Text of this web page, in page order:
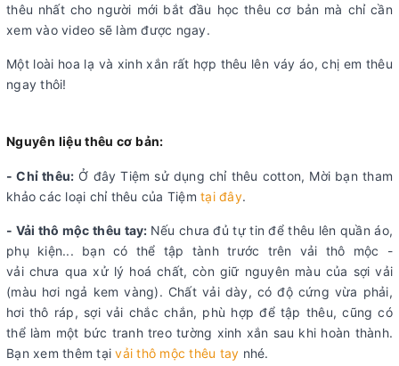
thêu nhất cho người mới bắt đầu học thêu cơ bản mà chỉ cần
xem vào video sẽ làm được ngay.
Một loài hoa lạ và xinh xắn rất hợp thêu lên váy áo, chị em thêu
ngay thôi!
Nguyên liệu thêu cơ bản:
- Chỉ thêu: Ở đây Tiệm sử dụng chỉ thêu cotton, Mời bạn tham
khảo các loại chỉ thêu của Tiệm tại đây.
- Vải thô mộc thêu tay: Nếu chưa đủ tự tin để thêu lên quần áo,
phụ kiện... bạn có thể tập tành trước trên vải thô mộc -
vải chưa qua xử lý hoá chất, còn giữ nguyên màu của sợi vải
(màu hơi ngả kem vàng). Chất vải dày, có độ cứng vừa phải,
hơi thô ráp, sợi vải chắc chắn, phù hợp để tập thêu, cũng có
thể làm một bức tranh treo tường xinh xắn sau khi hoàn thành.
Bạn xem thêm tạivải thô mộc thêu tay nhé.